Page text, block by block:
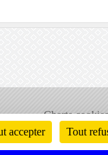
Charte cookies
Informations légales
accepter Tout